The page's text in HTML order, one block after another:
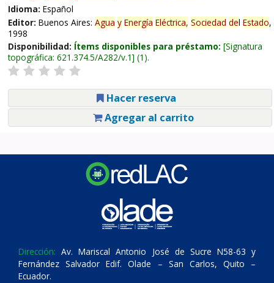
Idioma: Español
Editor: Buenos Aires: Agua y Energía Eléctrica, Sociedad del Estado,
1998
Disponibilidad: Ítems disponibles para préstamo: Signatura
topográfica: 621.374.5/A282/v.1 (1).
Hacer reserva
Agregar al carrito
Dirección: Av. Mariscal Antonio José de Sucre N58-63 y
Fernández Salvador Edif. Olade – San Carlos, Quito –
Ecuador.